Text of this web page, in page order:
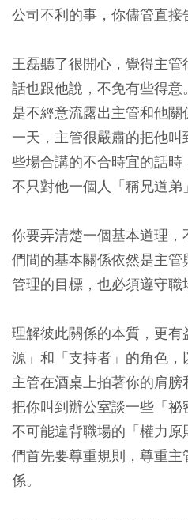
公司不利的事，你儘管直接
王磊聽了很開心，覺得主
話也跟他說，不免有些得
是不經意流露出主管和他
一天，主管很嚴肅的把他
些場合講的不合時宜的話
不只對他一個人「稱兄道弟
你要弄清楚一個基本道理
們間的基本關係依然是主
管理的目標，也必須遵守職
理解彼此關係的本質，更
源」和「支持者」的角色
主管在酒桌上拍著你的肩
把你叫到辦公室談一些「
不可能違背職場的「權力
們首先要尊重規則，尊重
係。